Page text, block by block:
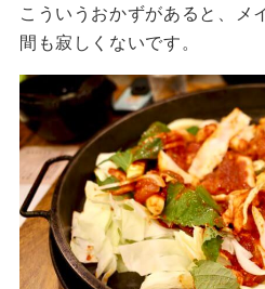
こういうおかずがあると、メ
間も寂しくないです。